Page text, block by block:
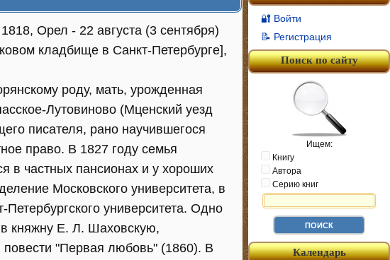
Орел - 22 августа (3 сентября)
кладбище в Санкт-Петербурге],
роду, мать, урожденная
Лутовиново (Мценский уезд
писателя, рано научившегося
право. В 1827 году семья
в частных пансионах и у хороших
Московского университета, в
университета. Одно
княжну Е. Л. Шаховскую,
повести "Первая любовь" (1860). В
🔐 Войти
📝 Регистрация
Поиск по сайту
Ищем:
Книгу
Автора
Серию книг
Календарь